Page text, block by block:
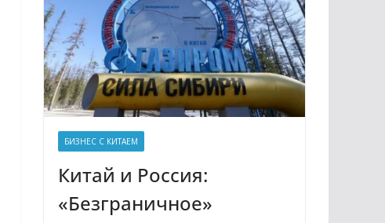
БИЗНЕС С КИТАЕМ
Китай и Россия:
«Безграничное»